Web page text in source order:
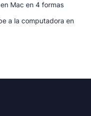
Mac en 4 formas
a la computadora en